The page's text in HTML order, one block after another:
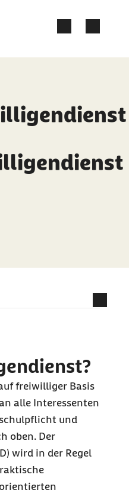
es beim
freiwilliger Basis
alle Interessenten
und
oben. Der
wird in der Regel